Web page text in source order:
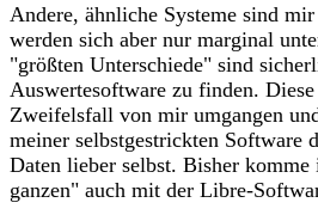
Andere, ähnliche Systeme sind
werden sich aber nur marginal
"größten Unterschiede" sind
Auswertesoftware zu finden.
Zweifelsfall von mir umgangen
meiner selbstgestrickten Software
Daten lieber selbst. Bisher
ganzen" auch mit der Libre-